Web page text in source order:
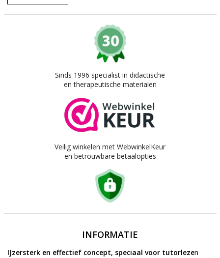
Sinds 1996 specialist in didactische
en therapeutische materialen
Veilig winkelen met WebwinkelKeur
en betrouwbare betaalopties
INFORMATIE
IJzersterk en effectief concept, speciaal voor tutorlezen